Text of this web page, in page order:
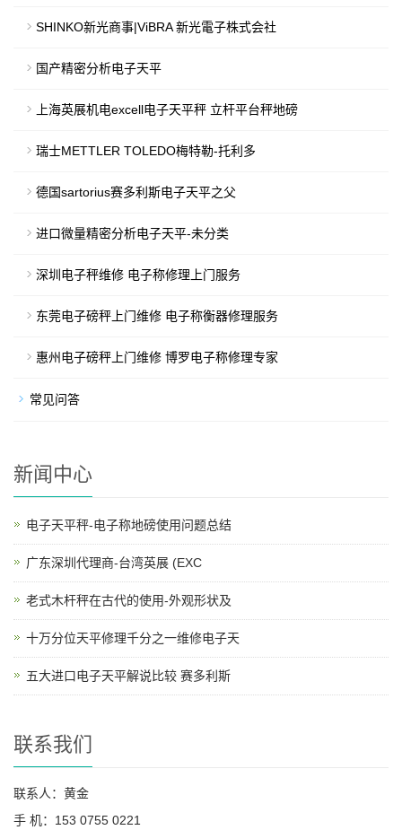
SHINKO新光商事|ViBRA 新光電子株式会社
国产精密分析电子天平
上海英展机电excell电子天平秤 立杆平台秤地磅
瑞士METTLER TOLEDO梅特勒-托利多
德国sartorius赛多利斯电子天平之父
进口微量精密分析电子天平-未分类
深圳电子秤维修 电子称修理上门服务
东莞电子磅秤上门维修 电子称衡器修理服务
惠州电子磅秤上门维修 博罗电子称修理专家
常见问答
新闻中心
电子天平秤-电子称地磅使用问题总结
广东深圳代理商-台湾英展 (EXC
老式木杆秤在古代的使用-外观形状及
十万分位天平修理千分之一维修电子天
五大进口电子天平解说比较 赛多利斯
联系我们
联系人：黄金
手 机：153 0755 0221